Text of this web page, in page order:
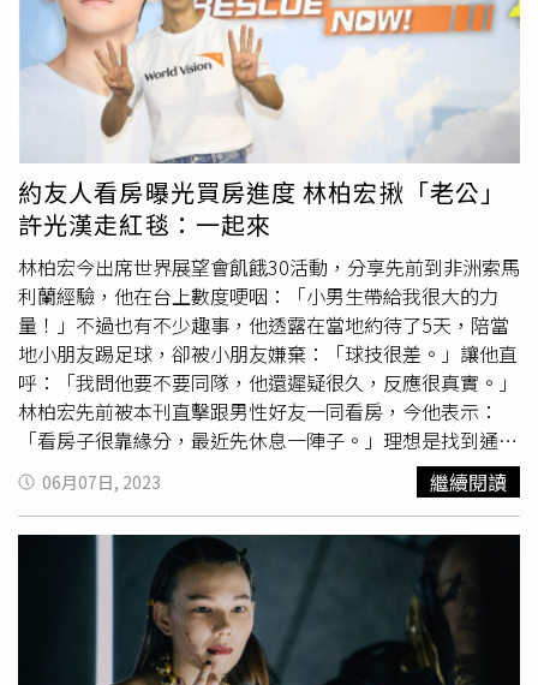
食，至於未來計畫，他坦言沒有，更直呼「全力支持（好萊
塢）罷工！」《玩命關頭》系列台裔導演林詣彬出席日舞影
展，低調未受訪。（圖／焦正德攝）黃立成表弟林暐表示，
做自己喜歡的電影很重要。（圖／焦正德攝）「麻吉大哥」
黃立成表弟林暐，在好萊塢監製多部大片，都創下票房佳
績，被問到成功之道，他表示就是做自己喜歡的電影，相信
自己喜歡的電影也會是適合大家的電影。林詣彬僅拍照但低
調未受訪。華裔男星馬泰稱讚台灣美食很讚。（圖／焦正德
攝）
約友人看房曝光買房進度 林柏宏揪「老公」
許光漢走紅毯：一起來
林柏宏今出席世界展望會飢餓30活動，分享先前到非洲索馬
利蘭經驗，他在台上數度哽咽：「小男生帶給我很大的力
量！」不過也有不少趣事，他透露在當地約待了5天，陪當
地小朋友踢足球，卻被小朋友嫌棄：「球技很差。」讓他直
呼：「我問他要不要同隊，他還遲疑很久，反應很真實。」
林柏宏先前被本刊直擊跟男性好友一同看房，今他表示：
「看房子很靠緣分，最近先休息一陣子。」理想是找到通風
好、採光好，有兩到三房的物件，但還沒找到喜歡的房子。
至於預算多少，他禁不起一再追問，笑回：「頂多就8位數
吧，再多也買不起了。」林柏宏今年將以《關於我和鬼變成
家人的那件事》角逐台北電影獎影帝，他坦言當時收到消息
很開心，而且第一時間就收到片中「老公」許光漢的祝賀簡
訊，上面寫著「揪水！一定要拿一個！」他則跟許光漢說
「比較想跟你一起入圍」，認為劇組當初一起上課、排戲、
宣傳，如果整個劇組一起入圍會更開心。不過許光漢今早出
06月07日, 2023 繼續閱讀